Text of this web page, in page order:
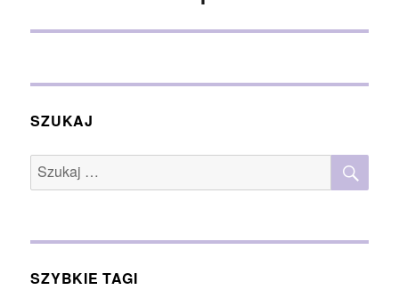
SZUKAJ
SZYBKIE TAGI